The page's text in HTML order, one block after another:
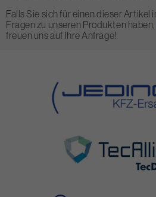
Falls Sie sich für einen dieser
Fragen zu unseren Produkten haben,
freuen uns auf Ihre Anfrage!